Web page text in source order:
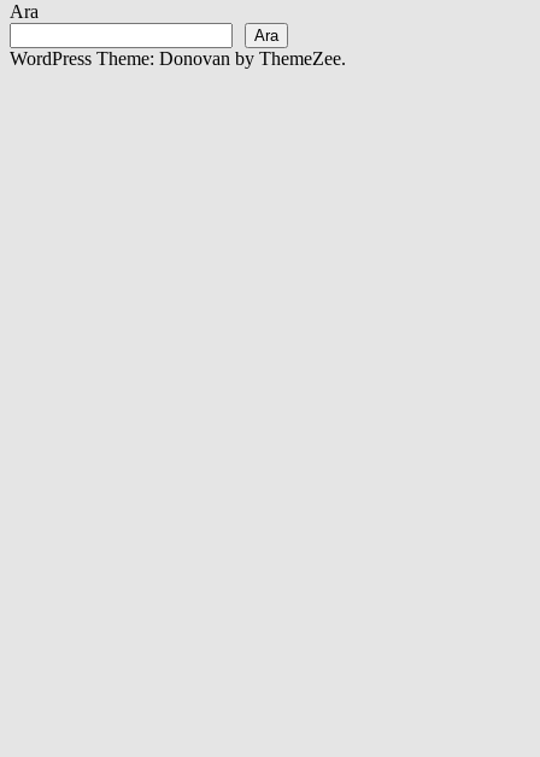
Ara
Ara
WordPress Theme: Donovan by ThemeZee.